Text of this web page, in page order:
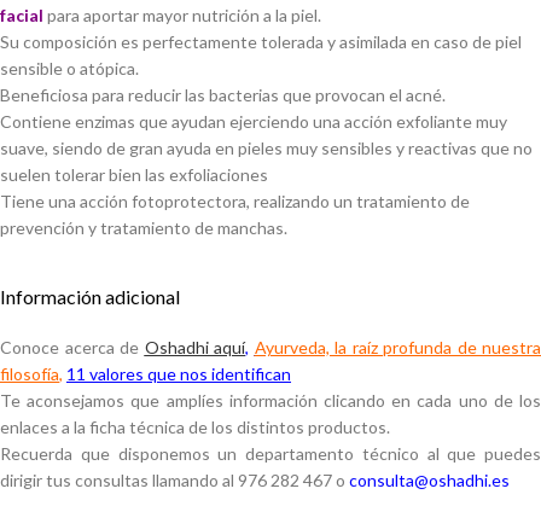
facial para aportar mayor nutrición a la piel.
Su composición es perfectamente tolerada y asimilada en caso de piel
sensible o atópica.
Beneficiosa para reducir las bacterias que provocan el acné.
Contiene enzimas que ayudan ejerciendo una acción exfoliante muy
suave, siendo de gran ayuda en pieles muy sensibles y reactivas que no
suelen tolerar bien las exfoliaciones
Tiene una acción fotoprotectora, realizando un tratamiento de
prevención y tratamiento de manchas.
Información adicional
Conoce acerca de Oshadhi aquí, Ayurveda, la raíz profunda de nuestra
filosofía, 11 valores que nos identifican
Te aconsejamos que amplíes información clicando en cada uno de los
enlaces a la ficha técnica de los distintos productos.
Recuerda que disponemos un departamento técnico al que puedes
dirigir tus consultas llamando al 976 282 467 o consulta@oshadhi.es